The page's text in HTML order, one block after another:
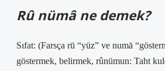
Rû nümâ ne demek?
Sıfat: (Farsça rū “yüz” ve numā
göstermek, belirmek, rûnümun: Taht